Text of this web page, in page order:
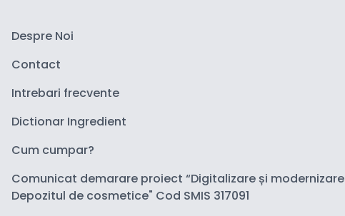
Despre Noi
Contact
Intrebari frecvente
Dictionar Ingredient
Cum cumpar?
Comunicat demarare proiect “Digitalizare și modernizare
Depozitul de cosmetice" Cod SMIS 317091